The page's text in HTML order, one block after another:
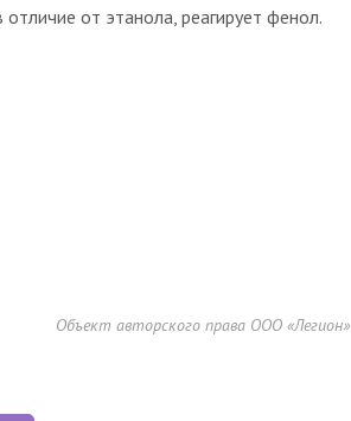
от этанола, реагирует фенол.
Объект авторского права ООО «Легион»